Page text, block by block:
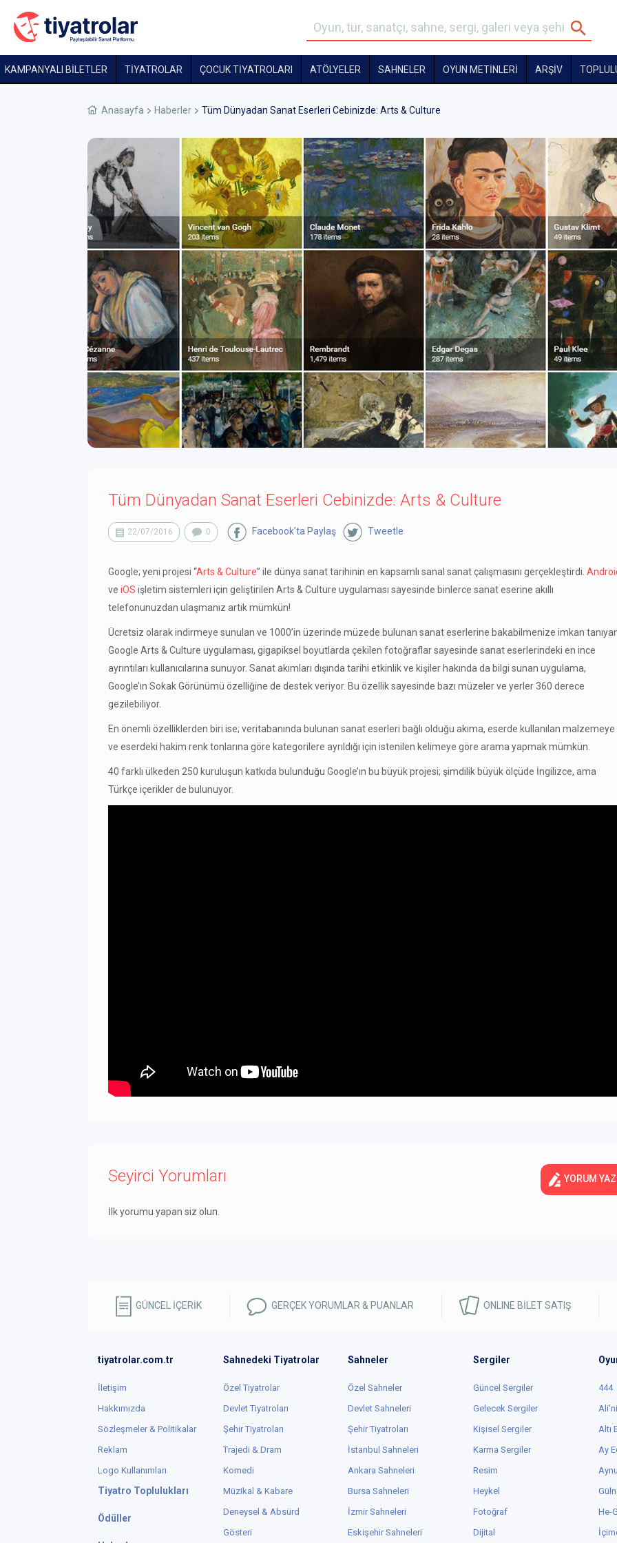
KAMPANYALI BİLETLER TİYATROLAR ÇOCUK TIYATROLARI ATÖLYELER SAHNELER OYUN METİNLERİ ARŞİV
Anasayfa Haberler Tüm Dünyadan Sanat Eserleri Cebinizde: Arts & Culture
Tüm Dünyadan Sanat Eserleri Cebinizde: Arts & Culture
22/07/2016 0 Facebook’ta Paylaş Tweetle
Google; yeni projesi “Arts & Culture” ile dünya sanat tarihinin en kapsamlı sanal sanat çalışmasını gerçekleştirdi.
ve iOS işletim sistemleri için geliştirilen Arts & Culture uygulaması sayesinde binlerce sanat eserine akıllı
telefonunuzdan ulaşmanız artık mümkün!
Ücretsiz olarak indirmeye sunulan ve 1000’in üzerinde müzede bulunan sanat eserlerine bakabilmenize imkan
Google Arts & Culture uygulaması, gigapiksel boyutlarda çekilen fotoğraflar sayesinde sanat eserlerindeki en ince
ayrıntıları kullanıcılarına sunuyor. Sanat akımları dışında tarihi etkinlik ve kişiler hakında da bilgi sunan uygulama,
Google’ın Sokak Görünümü özelliğine de destek veriyor. Bu özellik sayesinde bazı müzeler ve yerler 360 derece
gezilebiliyor.
En önemli özelliklerden biri ise; veritabanında bulunan sanat eserleri bağlı olduğu akıma, eserde kullanılan malzemeye
ve eserdeki hakim renk tonlarına göre kategorilere ayrıldığı için istenilen kelimeye göre arama yapmak mümkün.
40 farklı ülkeden 250 kuruluşun katkıda bulunduğu Google’ın bu büyük projesi; şimdilik büyük ölçüde İngilizce, ama
Türkçe içerikler de bulunuyor.
Seyirci Yorumları YORUM YAZ
İlk yorumu yapan siz olun.
GÜNCEL İÇERİK GERÇEK YORUMLAR & PUANLAR ONLINE BİLET SATIŞ
tiyatrolar.com.tr
İletişim
Hakkımızda
Sözleşmeler & Politikalar
Reklam
Logo Kullanımları
Tiyatro Toplulukları
Ödüller
Sahnedeki Tiyatrolar
Özel Tiyatrolar
Devlet Tiyatroları
Şehir Tiyatroları
Trajedi & Dram
Komedi
Müzikal & Kabare
Deneysel & Absürd
Gösteri
Sahneler
Özel Sahneler
Devlet Sahneleri
Şehir Tiyatroları
İstanbul Sahneleri
Ankara Sahneleri
Bursa Sahneleri
İzmir Sahneleri
Eskişehir Sahneleri
Sergiler
Güncel Sergiler
Gelecek Sergiler
Kişisel Sergiler
Karma Sergiler
Resim
Heykel
Fotoğraf
Dijital
444
Altı
Ay
He-